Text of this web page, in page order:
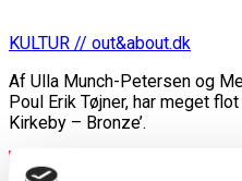
KULTUR // out&about.dk
Af Ulla Munch-Petersen og
Poul Erik Tøjner, har meget
Kirkeby – Bronze’.
Læs mere